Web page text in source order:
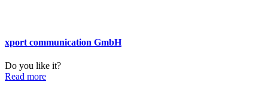
xport communication GmbH
Do you like it?
Read more